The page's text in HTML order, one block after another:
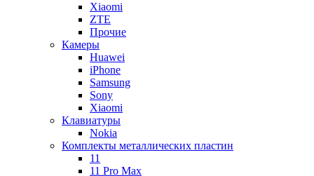
Xiaomi
ZTE
Прочие
Камеры
Huawei
iPhone
Samsung
Sony
Xiaomi
Клавиатуры
Nokia
Комплекты металлических пластин
11
11 Pro Max